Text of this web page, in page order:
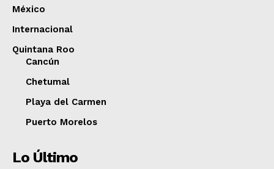
México
Internacional
Quintana Roo
Cancún
Chetumal
Playa del Carmen
Puerto Morelos
Lo Último